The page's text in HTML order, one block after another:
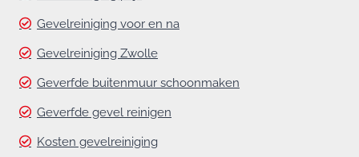
Gevelreiniging voor en na
Gevelreiniging Zwolle
Geverfde buitenmuur schoonmaken
Geverfde gevel reinigen
Kosten gevelreiniging